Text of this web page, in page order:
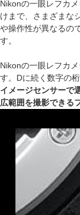
Nikonの一眼レフカ
けまで、さまざまな
や操作性が異なるの
す。
Nikonの一眼レフカ
す。Dに続く数字の
イメージセンサーで
広範囲を撮影できる